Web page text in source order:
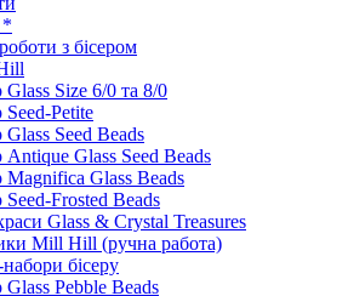
*
з бісером
Glass Size 6/0 та 8/0
Seed-Petite
Glass Seed Beads
Antique Glass Seed Beads
Magnifica Glass Beads
Seed-Frosted Beads
Glass & Crystal Treasures
Mill Hill (ручна работа)
бісеру
Glass Pebble Beads